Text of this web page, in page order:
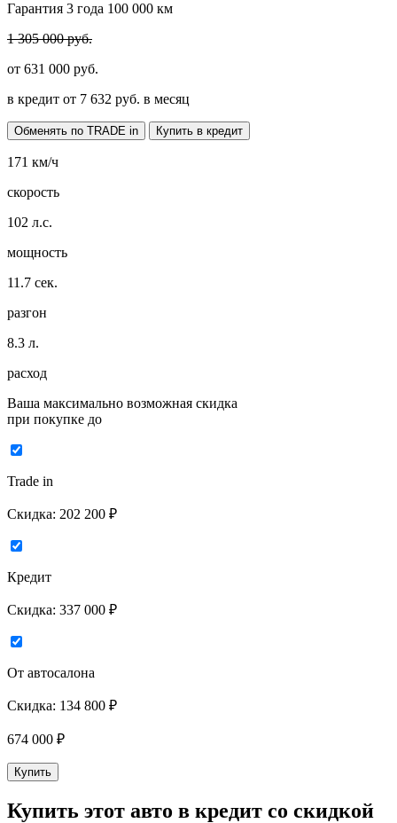
Гарантия 3 года 100 000 км
1 305 000 руб.
от 631 000 руб.
в кредит от 7 632 руб. в месяц
Обменять по TRADE in Купить в кредит
171 км/ч
скорость
102 л.с.
мощность
11.7 сек.
разгон
8.3 л.
расход
Ваша максимально возможная скидка
при покупке до
Trade in
Скидка: 202 200 ₽
Кредит
Скидка: 337 000 ₽
От автосалона
Скидка: 134 800 ₽
674 000 ₽
Купить
Купить этот авто в кредит со скидкой